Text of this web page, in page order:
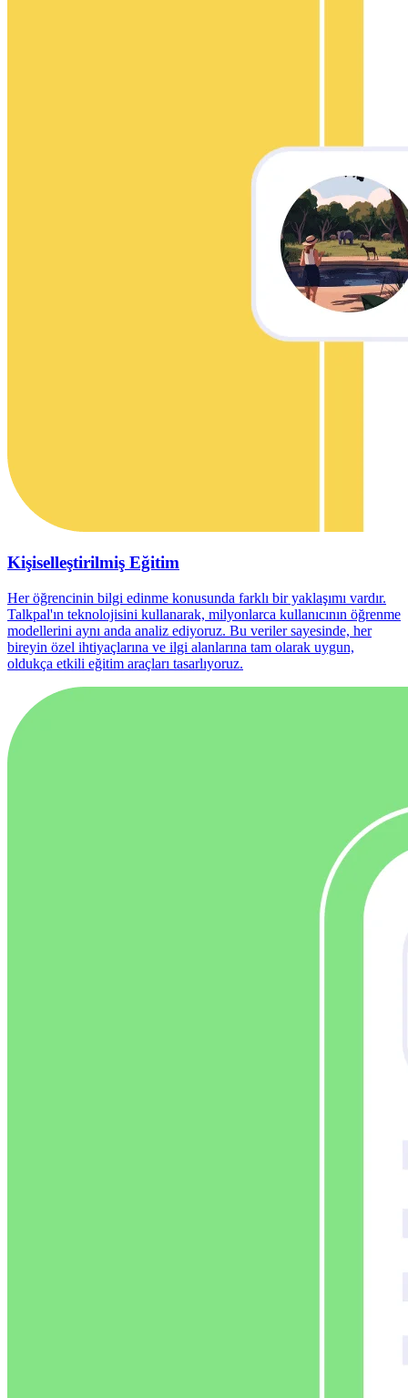
Kişiselleştirilmiş Eğitim
Her öğrencinin bilgi edinme konusunda farklı bir yaklaşımı vardır.
Talkpal'ın teknolojisini kullanarak, milyonlarca kullanıcının öğrenme
modellerini aynı anda analiz ediyoruz. Bu veriler sayesinde, her
bireyin özel ihtiyaçlarına ve ilgi alanlarına tam olarak uygun,
oldukça etkili eğitim araçları tasarlıyoruz.